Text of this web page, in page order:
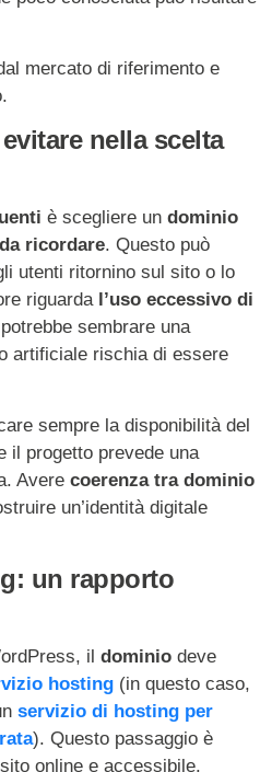
mercato di riferimento e
nella scelta
è scegliere un dominio
ricordare. Questo può
utenti ritornino sul sito o lo
riguarda l’uso eccessivo di
sembrare una
artificiale rischia di essere
sempre la disponibilità del
il progetto prevede una
Avere coerenza tra dominio
un’identità digitale
un rapporto
il dominio deve
hosting (in questo caso,
servizio di hosting per
). Questo passaggio è
online e accessibile.